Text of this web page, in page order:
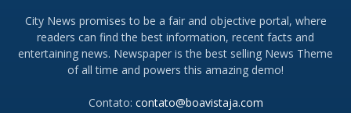
City News promises to be a fair and objective portal, where
readers can find the best information, recent facts and
entertaining news. Newspaper is the best selling News Theme
of all time and powers this amazing demo!
Contato: contato@boavistaja.com